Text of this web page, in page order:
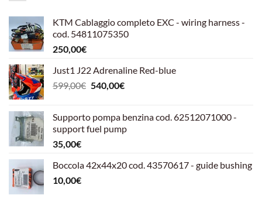
KTM Cablaggio completo EXC - wiring harness -
cod. 54811075350
250,00€
Just1 J22 Adrenaline Red-blue
599,00€ Il
era:
599,00€.
540,00€Il
è:
540,00€.
Supporto pompa benzina cod. 62512071000 -
support fuel pump
35,00€
Boccola 42x44x20 cod. 43570617 - guide bushing
10,00€